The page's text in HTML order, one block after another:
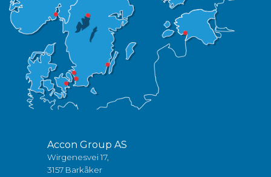
Accon Group AS
Wirgenesvei 17,
3157 Barkåker